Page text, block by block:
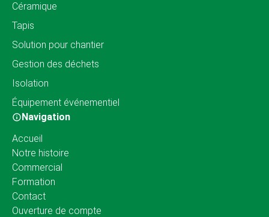
Céramique
Tapis
Solution pour chantier
Gestion des déchets
Isolation
Équipement événementiel
Navigation
Accueil
Notre histoire
Commercial
Formation
Contact
Ouverture de compte